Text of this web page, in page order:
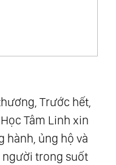
Trước hết,
Tâm Linh xin
hành, ủng hộ và
người trong suốt